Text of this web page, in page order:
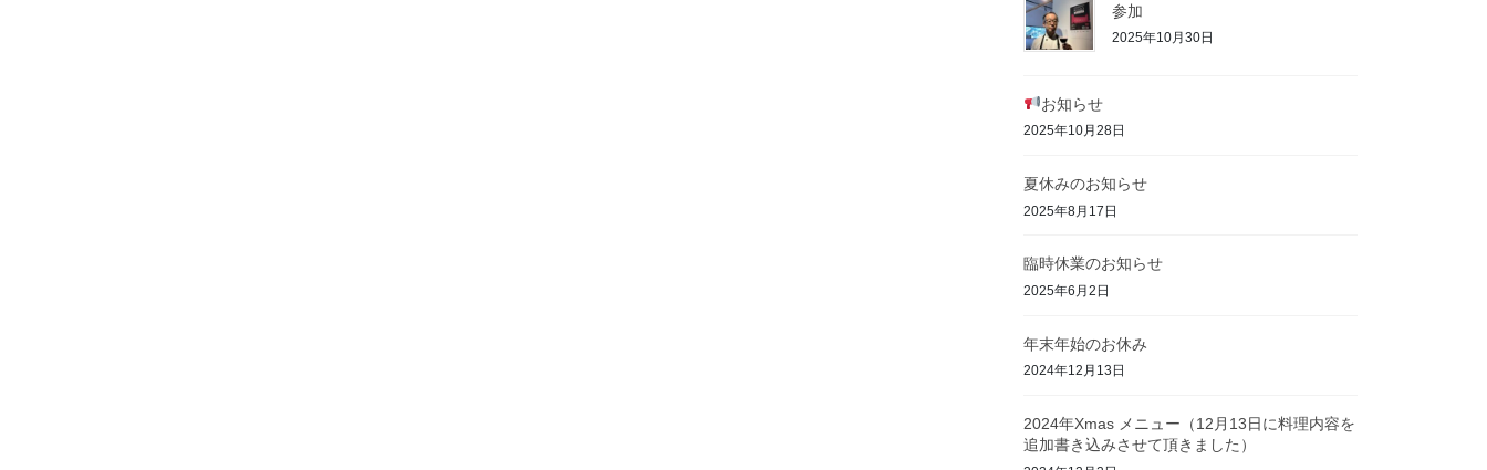
参加
2025年10月30日
お知らせ
2025年10月28日
夏休みのお知らせ
2025年8月17日
臨時休業のお知らせ
2025年6月2日
年末年始のお休み
2024年12月13日
2024年Xmas メニュー（12月13日に料理内容を
追加書き込みさせて頂きました）